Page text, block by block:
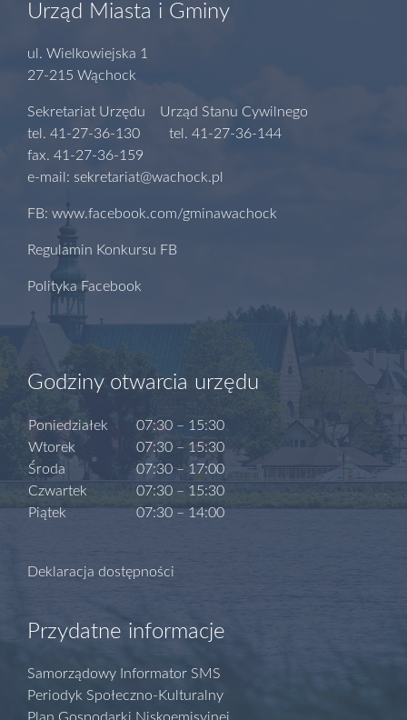
Urząd Miasta i Gminy
ul. Wielkowiejska 1
27-215 Wąchock
Sekretariat Urzędu Urząd Stanu Cywilnego
tel. 41-27-36-130 tel. 41-27-36-144
fax. 41-27-36-159
e-mail: sekretariat@wachock.pl
FB: www.facebook.com/gminawachock
Regulamin Konkursu FB
Polityka Facebook
Godziny otwarcia urzędu
Poniedziałek
Wtorek
Środa
Czwartek
Piątek
07:30 – 15:30
07:30 – 15:30
07:30 – 17:00
07:30 – 15:30
07:30 – 14:00
Deklaracja dostępności
Przydatne informacje
Samorządowy Informator SMS
Periodyk Społeczno-Kulturalny